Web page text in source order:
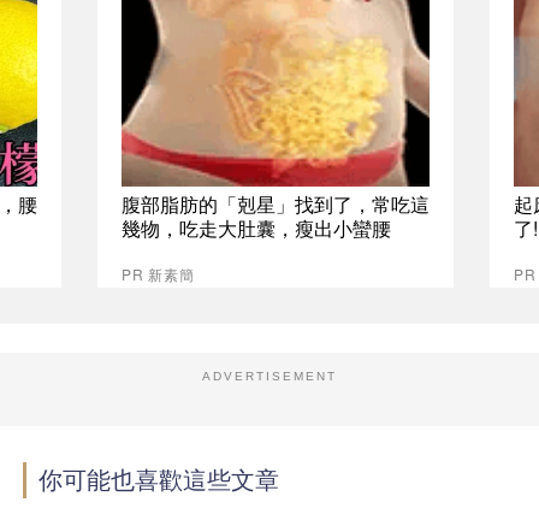
腰
腹部脂肪的「剋星」找到了，常吃這
幾物，吃走大肚囊，瘦出小蠻腰
PR 新素簡
起
了
ADVERTISEMENT
你可能也喜歡這些文章